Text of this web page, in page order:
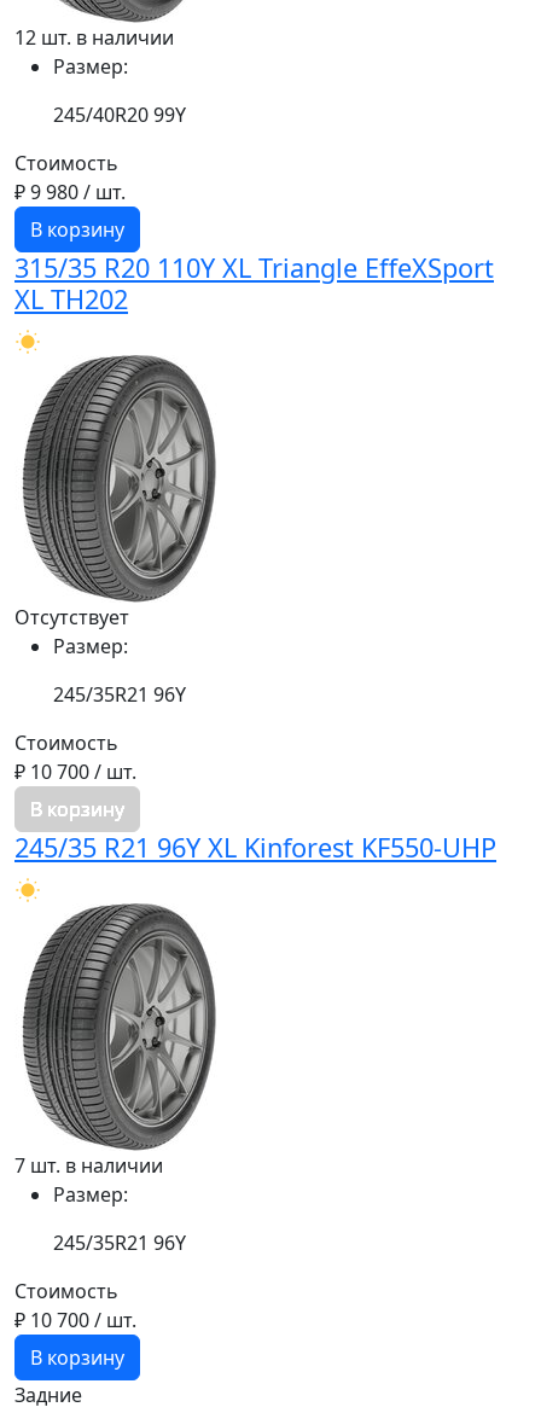
12 шт. в наличии
Размер:
245/40R20 99Y
Стоимость
₽ 9 980/ шт.
В корзину
315/35 R20 110Y XL Triangle EffeXSport
XL TH202
Отсутствует
Размер:
245/35R21 96Y
Стоимость
₽ 10 700/ шт.
В корзину
245/35 R21 96Y XL Kinforest KF550-UHP
7 шт. в наличии
Размер:
245/35R21 96Y
Стоимость
₽ 10 700/ шт.
В корзину
Задние